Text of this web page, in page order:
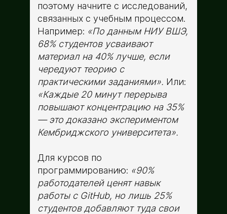
поэтому начните с исследований,
связанных с учебным процессом.
Например: «По данным НИУ ВШЭ,
68% студентов усваивают
материал на 40% лучше, если
чередуют теорию с
практическими заданиями». Или:
«Каждые 20 минут перерыва
повышают концентрацию на 35%
— это доказано экспериментом
Кембриджского университета».
Для курсов по
программированию: «90%
работодателей ценят навык
работы с GitHub, но лишь 25%
студентов добавляют туда свои